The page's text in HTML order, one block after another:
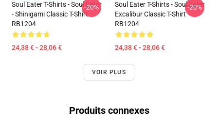
Soul Eater T-Shirts - Soul Eater
- Shinigami Classic T-Shirt
RB1204
24,38 € - 28,06 €
-20%
Soul Eater T-Shirts - Soul Eater
Excalibur Classic T-Shirt
RB1204
24,38 € - 28,06 €
-20%
VOIR PLUS
Produits connexes